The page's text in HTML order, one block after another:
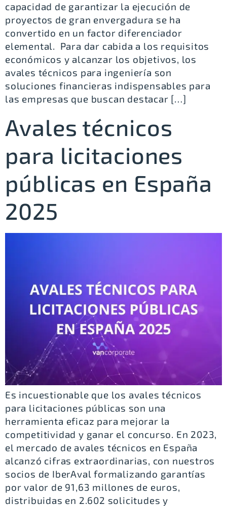
capacidad de garantizar la ejecución de
proyectos de gran envergadura se ha
convertido en un factor diferenciador
elemental. Para dar cabida a los requisitos
económicos y alcanzar los objetivos, los
avales técnicos para ingeniería son
soluciones financieras indispensables para
las empresas que buscan destacar […]
Avales técnicos
para licitaciones
públicas en España
2025
Es incuestionable que los avales técnicos
para licitaciones públicas son una
herramienta eficaz para mejorar la
competitividad y ganar el concurso. En 2023,
el mercado de avales técnicos en España
alcanzó cifras extraordinarias, con nuestros
socios de IberAval formalizando garantías
por valor de 91,63 millones de euros,
distribuidas en 2.602 solicitudes y